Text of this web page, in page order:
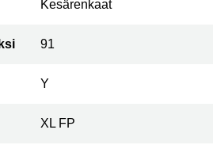
Kesärenkaat
91
Y
XL FP